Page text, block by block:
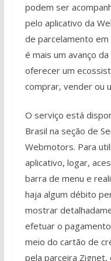
podem ser
pelo aplicativo da
de parcelamento em
é mais um avanço
oferecer um
comprar, vender ou
O serviço está
Brasil na seção de
Webmotors. Para
aplicativo, logar,
barra de menu e
haja algum débito
mostrar
efetuar o
meio do cartão de
pela parceira